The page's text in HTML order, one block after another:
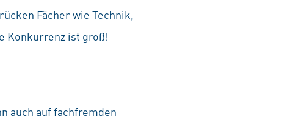
Fächer wie Technik,
Konkurrenz ist groß!
auch auf fachfremden